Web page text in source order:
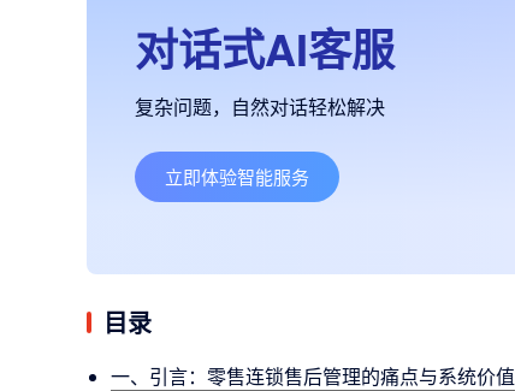
对话式AI客服
复杂问题，自然对话轻松解决
立即体验智能服务
目录
一、引言：零售连锁售后管理的痛点与系统价值